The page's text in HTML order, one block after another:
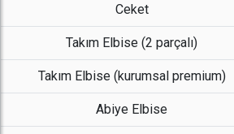
Ceket
Takım Elbise (2 parçalı)
Takım Elbise (kurumsal premium)
Abiye Elbise